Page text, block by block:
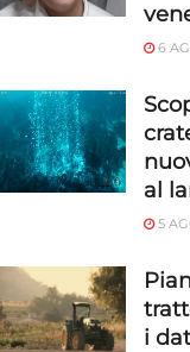
6
al
5
i